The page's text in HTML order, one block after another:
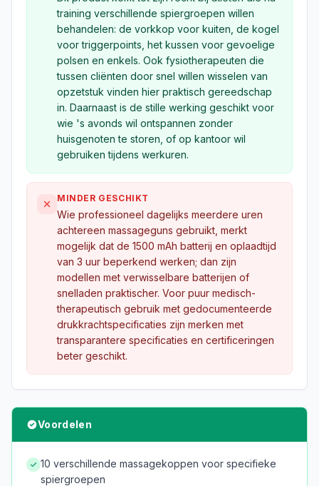
training verschillende spiergroepen willen
behandelen: de vorkkop voor kuiten, de kogel
voor triggerpoints, het kussen voor gevoelige
polsen en enkels. Ook fysiotherapeuten die
tussen cliënten door snel willen wisselen van
opzetstuk vinden hier praktisch gereedschap
in. Daarnaast is de stille werking geschikt voor
wie 's avonds wil ontspannen zonder
huisgenoten te storen, of op kantoor wil
gebruiken tijdens werkuren.
MINDER GESCHIKT
Wie professioneel dagelijks meerdere uren
achtereen massageguns gebruikt, merkt
mogelijk dat de 1500 mAh batterij en oplaadtijd
van 3 uur beperkend werken; dan zijn
modellen met verwisselbare batterijen of
snelladen praktischer. Voor puur medisch-
therapeutisch gebruik met gedocumenteerde
drukkrachtspecificaties zijn merken met
transparantere specificaties en certificeringen
beter geschikt.
Voordelen
10 verschillende massagekoppen voor specifieke
spiergroepen